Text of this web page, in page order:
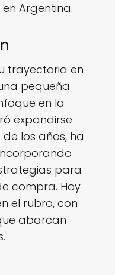
Argentina.
trayectoria en
pequeña
en la
expandirse
los años, ha
para
compra. Hoy
el rubro, con
abarcan